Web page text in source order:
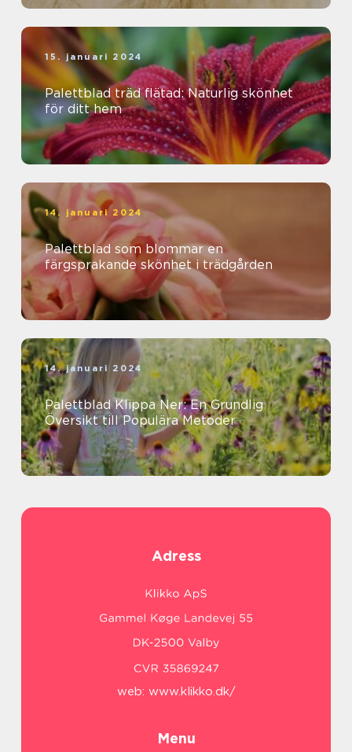
15. januari 2024
Palettblad träd flätad: Naturlig skönhet
för ditt hem
14. januari 2024
Palettblad som blommar en
färgsprakande skönhet i trädgården
14. januari 2024
Palettblad Klippa Ner: En Grundlig
Översikt till Populära Metoder
Adress
web: www.klikko.dk/
Menu